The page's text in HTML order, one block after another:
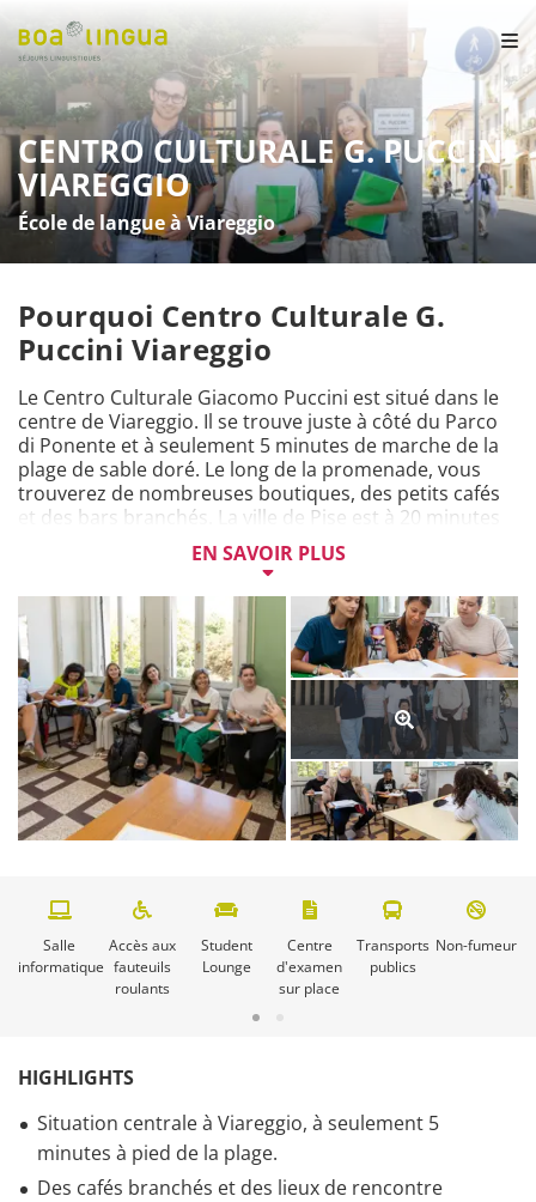
CENTRO CULTURALE G. PUCCINI
VIAREGGIO
École de langue à Viareggio
Pourquoi Centro Culturale G.
Puccini Viareggio
Le Centro Culturale Giacomo Puccini est situé dans le
centre de Viareggio. Il se trouve juste à côté du Parco
di Ponente et à seulement 5 minutes de marche de la
plage de sable doré. Le long de la promenade, vous
trouverez de nombreuses boutiques, des petits cafés
et des bars branchés. La ville de Pise est à 20 minutes
large éventail d'activités, allant des dîners partagés et
des visites guidées de Viareggio et de Pise aux soirées
cinéma, en passant par les soirées spaghetti, les cours
de cuisine et les leçons de chant. Des excursions
passionnantes d'une demi-journée à Lucca, Pise ou
Pietrasante et des voyages d'un week-end à Florence
ou Cinque Terre complètent ce programme.
Une semaine de cours de langue à la Centro Culturale
G. Puccini Viareggio est disponible à partir de 247 CHF.
EN SAVOIR PLUS
Salle
informatique
Accès aux
fauteuils
roulants
Student
Lounge
Centre
d'examen
sur place
Transports
publics
Non-fumeur
HIGHLIGHTS
Situation centrale à Viareggio, à seulement 5
minutes à pied de la plage.
Des cafés branchés et des lieux de rencontre